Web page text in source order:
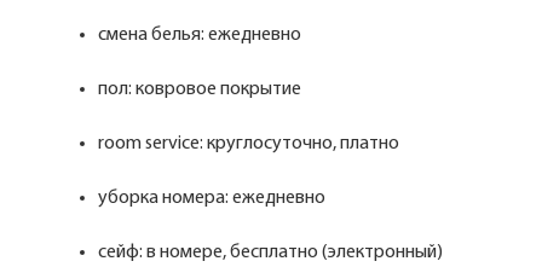
смена белья: ежедневно
пол: ковровое покрытие
room service: круглосуточно, платно
уборка номера: ежедневно
сейф: в номере, бесплатно (электронный)